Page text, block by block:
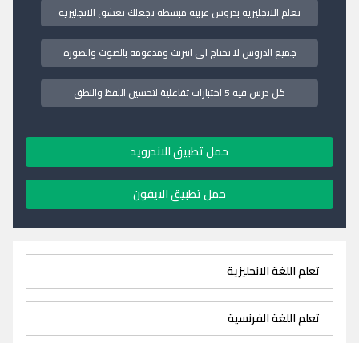
تعلم الانجليزية بدروس عربية مبسطة تجعلك تعشق الانجليزية
جميع الدروس لا تحتاج الى انترنت ومدعومة بالصوت والصورة
كل درس فيه 5 اختبارات تفاعلية لتحسين اللفظ والنطق
حمل تطبيق الاندرويد
حمل تطبيق الايفون
تعلم اللغة الانجليزية
تعلم اللغة الفرنسية